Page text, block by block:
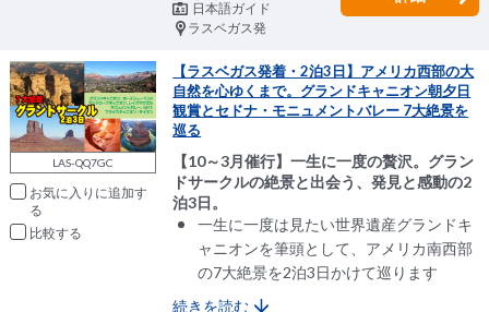
日本語ガイド
ラスベガス発
LAS-QQ7GC
お気に入りに追加
比較
【ラスベガス発着・2泊3日】アメリカ西部の大
自然を心ゆくまで。グランドキャニオン朝夕日
観賞とセドナ・モニュメントバレー 7大絶景を
巡る
【10～3月催行】一生に一度の贅沢。グラン
ドサークルの絶景と出会う、発見と感動の2
泊3日。
一生に一度は見たい世界遺産グランドキ
ャニオンを筆頭として、アメリカ南西部
の7大絶景を2泊3日かけて巡ります
続きを読む